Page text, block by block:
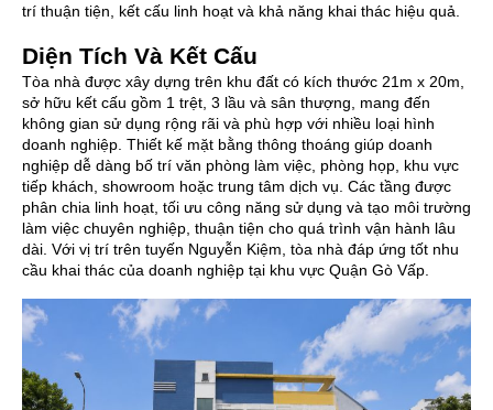
trí thuận tiện, kết cấu linh hoạt và khả năng khai thác hiệu quả.
Diện Tích Và Kết Cấu
Tòa nhà được xây dựng trên khu đất có kích thước 21m x 20m,
sở hữu kết cấu gồm 1 trệt, 3 lầu và sân thượng, mang đến
không gian sử dụng rộng rãi và phù hợp với nhiều loại hình
doanh nghiệp. Thiết kế mặt bằng thông thoáng giúp doanh
nghiệp dễ dàng bố trí văn phòng làm việc, phòng họp, khu vực
tiếp khách, showroom hoặc trung tâm dịch vụ. Các tầng được
phân chia linh hoạt, tối ưu công năng sử dụng và tạo môi trường
làm việc chuyên nghiệp, thuận tiện cho quá trình vận hành lâu
dài. Với vị trí trên tuyến Nguyễn Kiệm, tòa nhà đáp ứng tốt nhu
cầu khai thác của doanh nghiệp tại khu vực Quận Gò Vấp.